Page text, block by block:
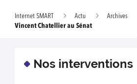
Internet SMART Actu
Archives
Vincent Chatellier au Sénat
Nos interventions